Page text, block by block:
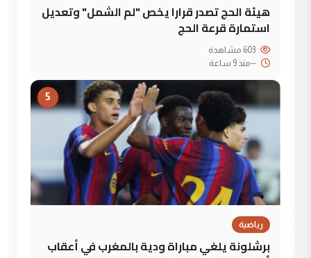
هيئة الحج تصدر قرارا يخص "لم الشمل" وتعديل
استمارة قرعة الحج
--منذ 9 ساعة
5
رياضية
برشلونة يلغي مباراة ودية بالمغرب في أعقاب